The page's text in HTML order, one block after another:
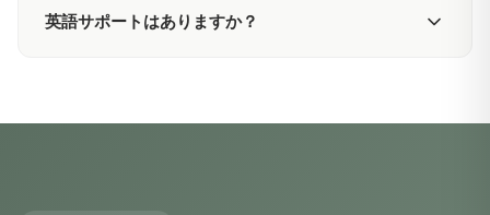
ペナルティもありません。
英語サポートはありますか？
サポートいたします。